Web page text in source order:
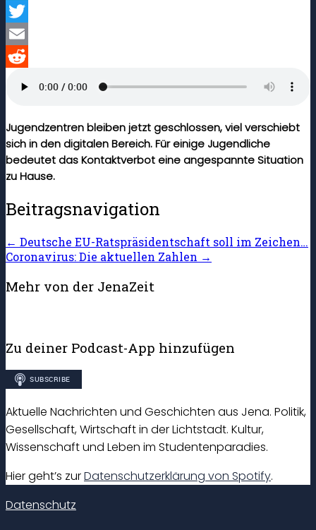
WhatsApp
Twitter
Email
Jugendzentren bleiben jetzt geschlossen, viel verschiebt
sich in den digitalen Bereich. Für einige Jugendliche
bedeutet das Kontaktverbot eine angespannte Situation
zu Hause.
Beitragsnavigation
← Deutsche EU-Ratspräsidentschaft soll im Zeichen…
Coronavirus: Die aktuellen Zahlen →
Mehr von der JenaZeit
Zu deiner Podcast-App hinzufügen
Aktuelle Nachrichten und Geschichten aus Jena. Politik,
Gesellschaft, Wirtschaft in der Lichtstadt. Kultur,
Wissenschaft und Leben im Studentenparadies.
Hier geht’s zurDatenschutzerklärung von Spotify.
Datenschutz